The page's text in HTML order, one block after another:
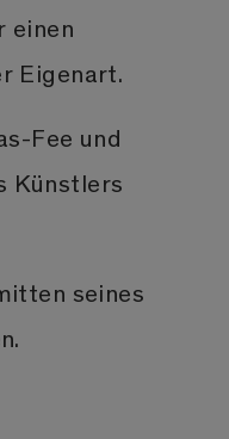
einen
Eigenart.
Fee und
Künstlers
seines